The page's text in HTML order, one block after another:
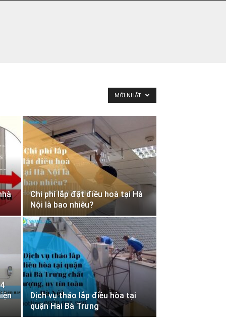
MỚI NHẤT
Chi phí lắp đặt điều hoà tại Hà
Nội là bao nhiêu?
Dịch vụ tháo lắp điều hòa tại
quận Hai Bà Trưng